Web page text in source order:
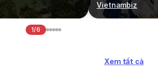
Vietnambiz
1/6
Xem tất cả